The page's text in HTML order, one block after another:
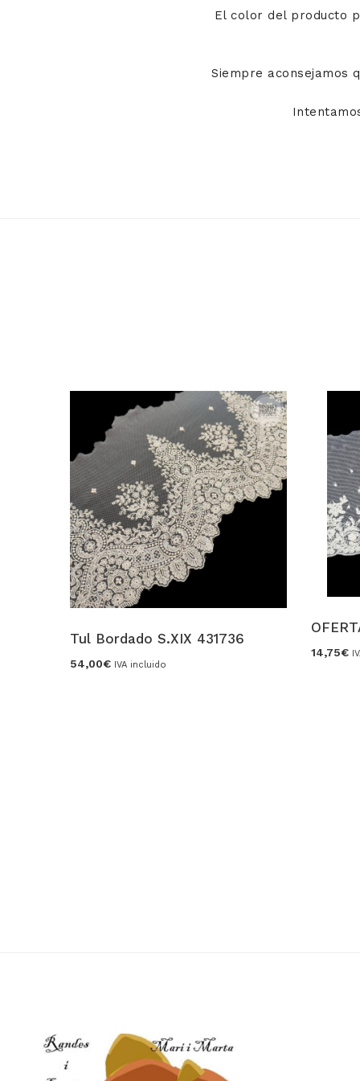
El color del producto
Siempre aconsejamos
Tul Bordado S.XIX 431736
54,00€ IVA incluido
14,75€